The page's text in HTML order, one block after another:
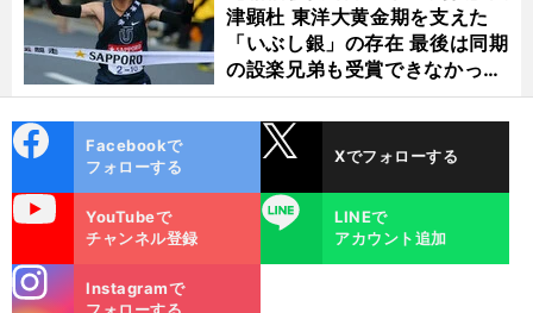
津顕杜 東洋大黄金期を支えた
「いぶし銀」の存在 最後は同期
の設楽兄弟も受賞できなかった
金栗杯に輝く
ok
Facebookで
フォローする
Xでフォローする
YouTubeで
チャンネル登録
LINE
LINEで
アカウント追加
m
Instagramで